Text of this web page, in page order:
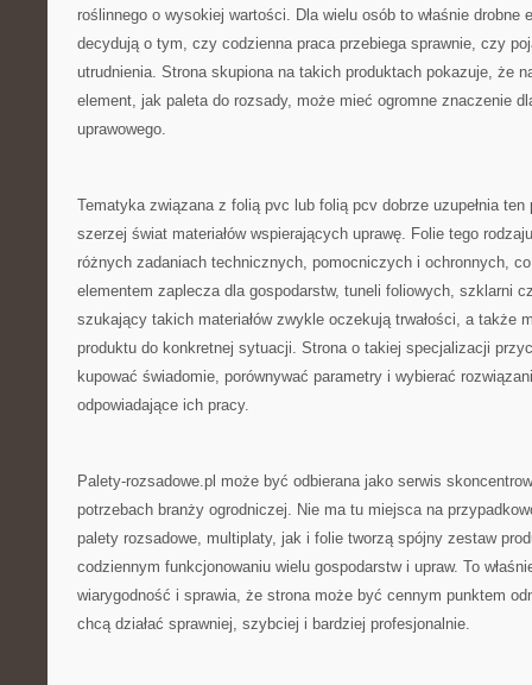
roślinnego o wysokiej wartości. Dla wielu osób to właśnie drobne
decydują o tym, czy codzienna praca przebiega sprawnie, czy
utrudnienia. Strona skupiona na takich produktach pokazuje, że
element, jak paleta do rozsady, może mieć ogromne znaczenie
uprawowego.
Tematyka związana z folią pvc lub folią pcv dobrze uzupełnia
szerzej świat materiałów wspierających uprawę. Folie tego
różnych zadaniach technicznych, pomocniczych i ochronnych,
elementem zaplecza dla gospodarstw, tuneli foliowych, szklarni
szukający takich materiałów zwykle oczekują trwałości, a także
produktu do konkretnej sytuacji. Strona o takiej specjalizacji
kupować świadomie, porównywać parametry i wybierać
odpowiadające ich pracy.
Palety-rozsadowe.pl może być odbierana jako serwis
potrzebach branży ogrodniczej. Nie ma tu miejsca na
palety rozsadowe, multiplaty, jak i folie tworzą spójny zestaw
codziennym funkcjonowaniu wielu gospodarstw i upraw. To
wiarygodność i sprawia, że strona może być cennym punktem
chcą działać sprawniej, szybciej i bardziej profesjonalnie.